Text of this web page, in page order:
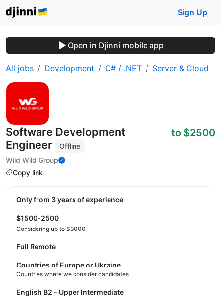
Sign Up
Open in Djinni mobile app
All jobs Development C# / .NET Server & Cloud
Software Development
Engineer
Offline
Wild Wild Group
Copy link
to $2500
Only from 3 years of experience
$1500-2500
Considering up to $3000
Full Remote
Countries of Europe or Ukraine
Countries where we consider candidates
English B2 - Upper Intermediate